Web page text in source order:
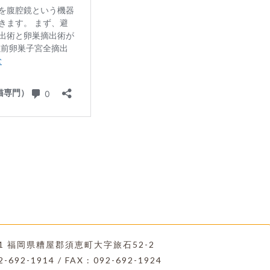
福岡県糟屋郡須恵町大字旅石52-2
692-1914 / FAX : 092-692-1924